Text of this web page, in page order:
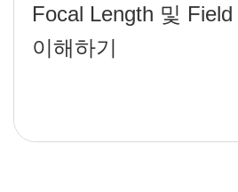
Focal Length 및
이해하기